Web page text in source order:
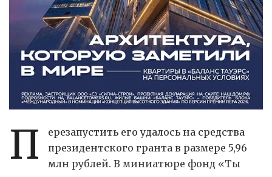
П
ерезапустить его удалось на средства
президентского гранта в размере 5,96
млн рублей. В миниатюре фонд «Ты